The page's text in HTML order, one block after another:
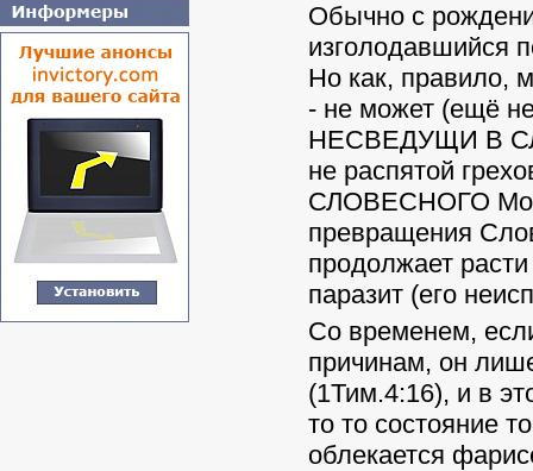
Обычно с
изголодавшийся
Но как, правило,
- не может (ещё
НЕСВЕДУЩИ В
не распятой
СЛОВЕСНОГО
превращения
продолжает
паразит (его
Со временем,
причинам, он
(1Тим.4:16), и в
то то состояние
облекается